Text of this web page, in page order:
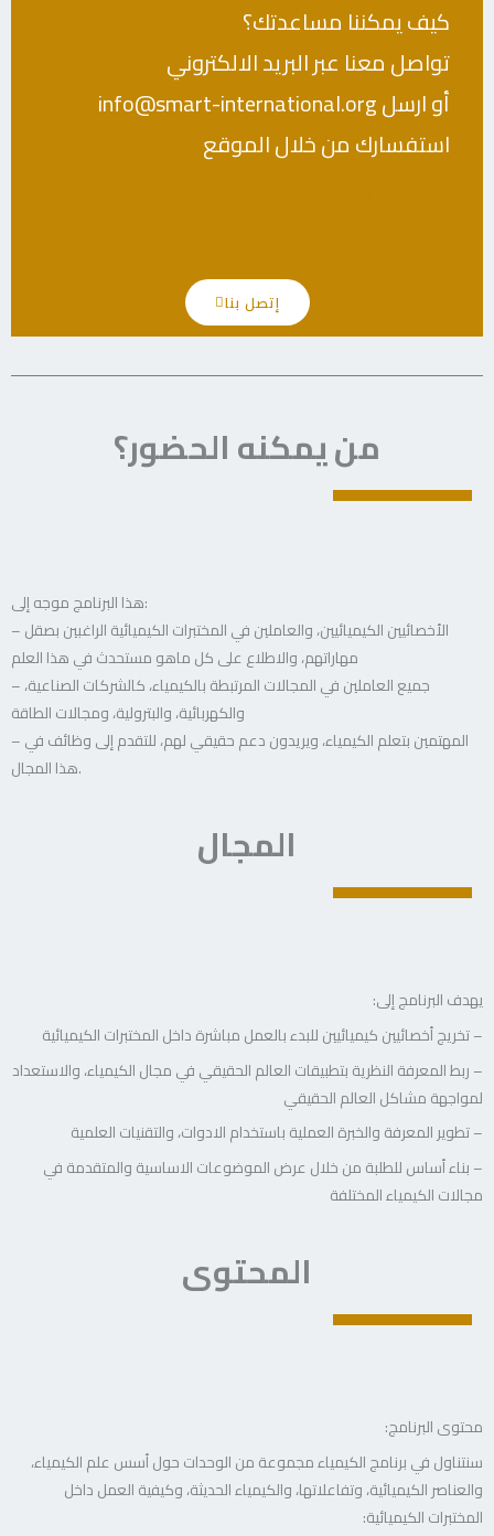
كيف يمكننا مساعدتك؟
تواصل معنا عبر البريد الالكتروني
info@smart-international.org أو ارسل
استفسارك من خلال الموقع
إتصل بنا
من يمكنه الحضور؟
هذا البرنامج موجه إلى:
– الأخصائيين الكيميائيين، والعاملين في المختبرات الكيميائية الراغبين بصقل
مهاراتهم، والاطلاع على كل ماهو مستحدث في هذا العلم
– جميع العاملين في المجالات المرتبطة بالكيمياء، كالشركات الصناعية،
والكهربائية، والبترولية، ومجالات الطاقة
– المهتمين بتعلم الكيمياء، ويريدون دعم حقيقي لهم، للتقدم إلى وظائف في
هذا المجال.
المجال
يهدف البرنامج إلى:
– تخريج أخصائيين كيميائيين للبدء بالعمل مباشرة داخل المختبرات الكيميائية
– ربط المعرفة النظرية بتطبيقات العالم الحقيقي في مجال الكيمياء، والاستعداد
لمواجهة مشاكل العالم الحقيقي
– تطوير المعرفة والخبرة العملية باستخدام الادوات، والتقنيات العلمية
– بناء أساس للطلبة من خلال عرض الموضوعات الاساسية والمتقدمة في
مجالات الكيمياء المختلفة
المحتوى
محتوى البرنامج:
سنتناول في برنامج الكيمياء مجموعة من الوحدات حول أسس علم الكيمياء،
والعناصر الكيميائية، وتفاعلاتها، والكيمياء الحديثة، وكيفية العمل داخل
المختبرات الكيميائية: